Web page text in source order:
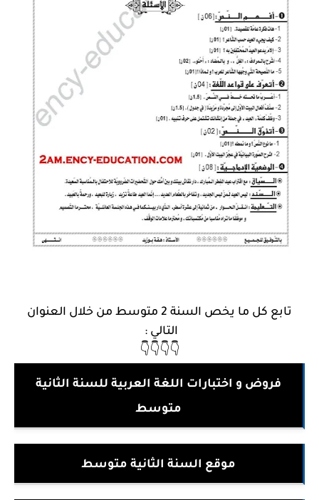
تابع كل ما يخص السنة 2 متوسط من خلال العنوان
التالي :
👇👇👇👇
فروض و اختبارات اللغة العربية للسنة الثانية
متوسط
موقع السنة الثانية متوسط